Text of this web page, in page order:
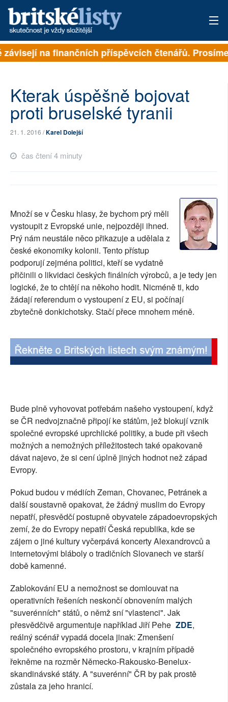
PŘIHLÁSIT
ARCHIV
ROZHOVORY
PŘÍSPĚVKY NA PROVOZ
SOCIÁLNÍ SÍTĚ
RUBRIKY
PLNÁ VERZE STRÁNEK
na finančních příspěvcích čtenářů.
Kterak úspěšně bojovat
proti bruselské tyranii
21. 1. 2016 /Karel Dolejší
čas čtení 4 minuty
Množí se v Česku hlasy, že bychom prý měli
vystoupit z Evropské unie, nejpozději ihned.
Prý nám neustále něco přikazuje a udělala z
české ekonomiky kolonii. Tento přístup
podporují zejména politici, kteří se vydatně
přičinili o likvidaci českých finálních výrobců, a je tedy jen
logické, že to chtějí na někoho hodit. Nicméně ti, kdo
žádají referendum o vystoupení z EU, si počínají
zbytečně donkichotsky. Stačí přece mnohem méně.
Bude plně vyhovovat potřebám našeho vystoupení, když
se ČR nedvojznačně připojí ke státům, jež blokují vznik
společné evropské uprchlické politiky, a bude při všech
možných a nemožných příležitostech také opakovaně
dávat najevo, že si cení úplně jiných hodnot než západ
Evropy.
Pokud budou v médiích Zeman, Chovanec, Petránek a
další soustavně opakovat, že žádný muslim do Evropy
nepatří, přesvědčí postupně obyvatele západoevropských
zemí, že do Evropy nepatří Česká republika, kde se
zájem o jiné kultury vyčerpává koncerty Alexandrovců a
internetovými bláboly o tradičních Slovanech ve starší
době kamenné.
Zablokování EU a nemožnost se domlouvat na
operativních řešeních neskončí obnovením malých
"suverénních" států, o němž sní "vlastenci". Jak
přesvědčivě argumentuje například Jiří Pehe ZDE,
reálný scénář vypadá docela jinak: Zmenšení
společného evropského prostoru, v krajním případě
řekněme na rozměr Německo-Rakousko-Benelux-
skandinávské státy. A "suverénní" ČR by pak prostě
zůstala za jeho hranicí.